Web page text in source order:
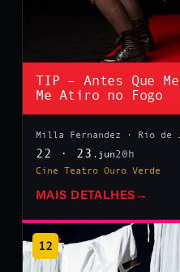
TIP – Antes Que Me
Me Atiro no Fogo
Milla Fernandez · Rio de
22 · 23 .jun20h
Cine Teatro Ouro Verde
MAIS DETALHES →
12